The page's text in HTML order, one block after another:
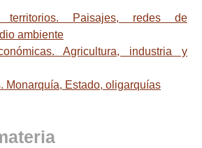
Paisajes, redes de
ambiente
Agricultura, industria y
Monarquía, Estado, oligarquías